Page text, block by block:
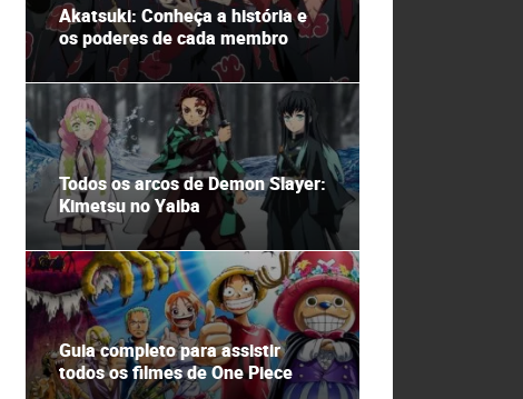
Akatsuki: Conheça a história e
os poderes de cada membro
Todos os arcos de Demon Slayer:
Kimetsu no Yaiba
Guia completo para assistir
todos os filmes de One Piece